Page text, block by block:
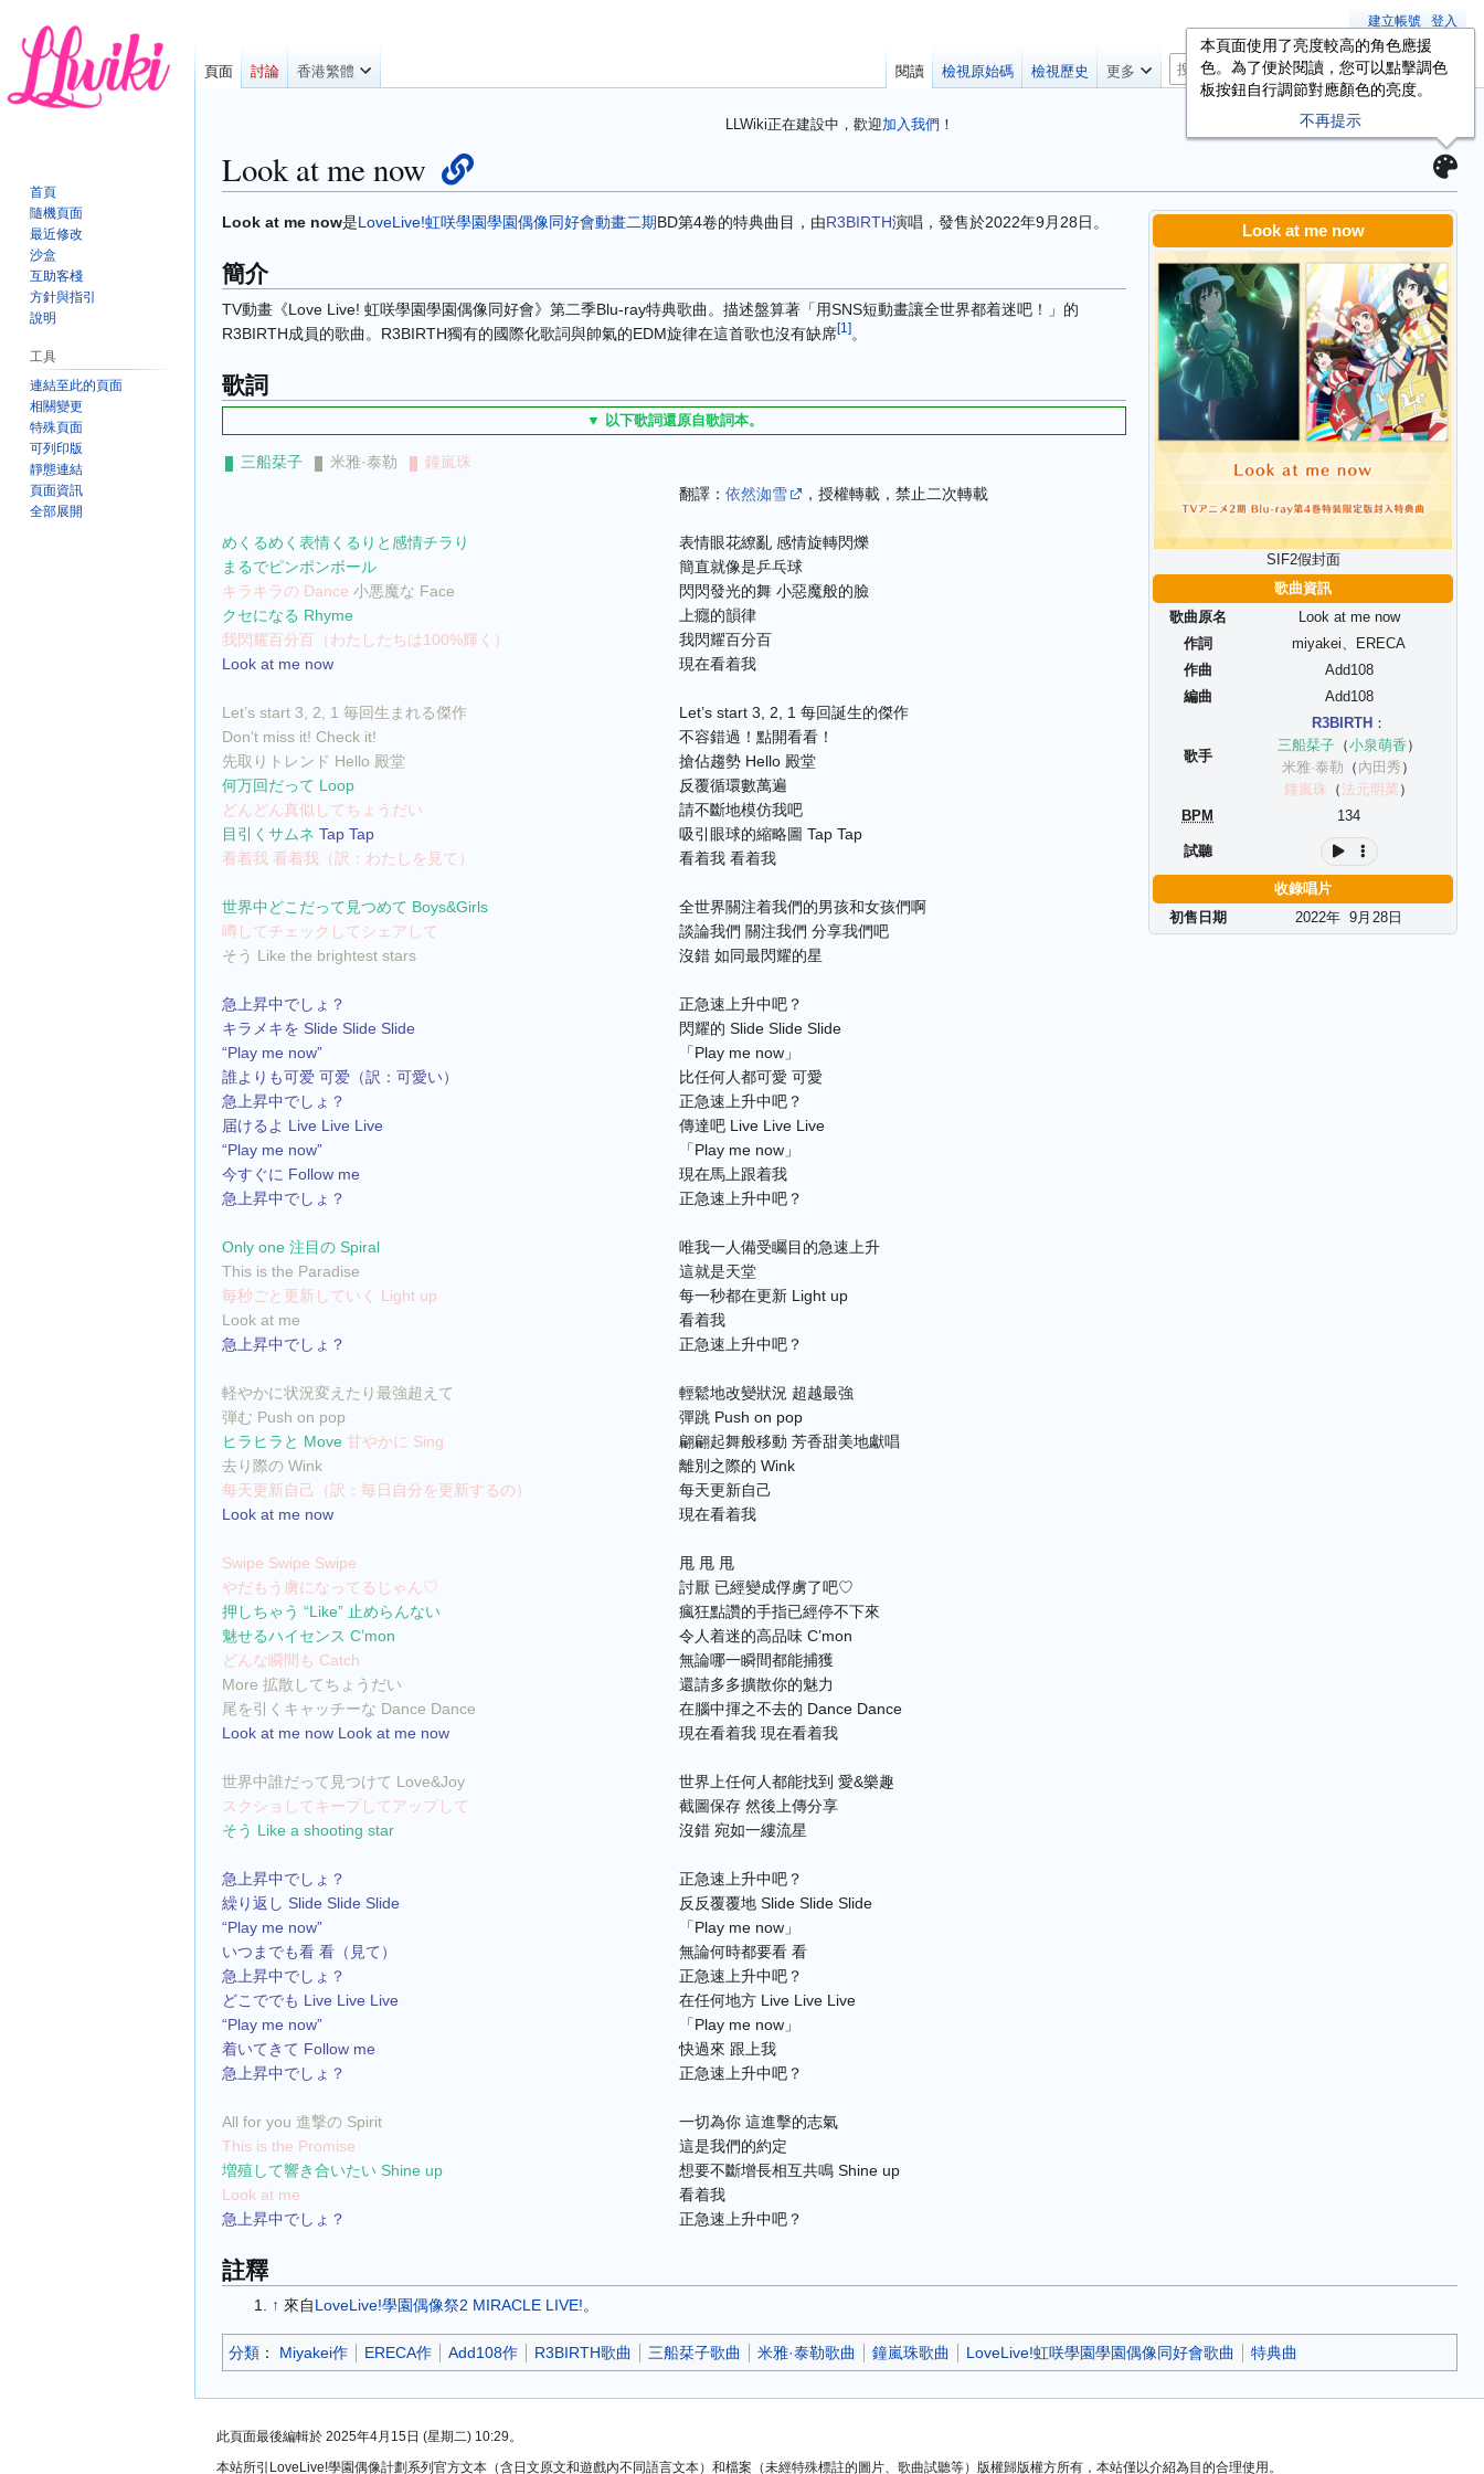
LLWiki正在建設中，歡迎加入我們 ！
Look at me now
跳
導
覽
跳
搜
尋
Look at me now
SIF2假封面
歌曲資訊
歌曲原名
Look at me now
作詞
miyakei、
ERECA
作曲
Add108
編曲
Add108
歌手
R3BIRTH ：
三船栞子（小泉萌香 ）
米雅·泰勒 （ 內田秀 ）
鐘嵐珠 （ 法元明菜 ）
BPM
134
試聽
收錄唱片
初售日期
2022年 9月 28日
Look at me now是LoveLive!虹咲學園學園偶像同好會動畫二期BD第4卷的特典曲目，由R3BIRTH演唱，發售於2022年9月28日。
簡介
TV動畫《Love Live! 虹咲學園學園偶像同好會》第二季Blu-ray特典歌曲。描述盤算著「用SNS短動畫讓全世界都着迷吧！」的
R3BIRTH成員的歌曲。R3BIRTH獨有的國際化歌詞與帥氣的EDM旋律在這首歌也沒有缺席[1 ] 。
歌詞
▼ 以下歌詞還原自歌詞本。
三船栞子 米雅·泰勒
鐘嵐珠
翻譯： 依然洳雪 ，授權轉載，禁止二次轉載
めくるめく表情くるりと感情チラり
表情眼花繚亂 感情旋轉閃爍
まるでピンポンボール
簡直就像是乒乓球
キラキラの Dance 小悪魔な Face
閃閃發光的舞 小惡魔般的臉
クセになる Rhyme
上癮的韻律
我閃耀百分百（わたしたちは100%輝く）
我閃耀百分百
Look at me now
現在看着我
Let’s start 3, 2, 1 毎回生まれる傑作
Let’s start 3, 2, 1 每回誕生的傑作
Don't miss it! Check it!
不容錯過！點開看看！
先取りトレンド Hello 殿堂
搶佔趨勢 Hello 殿堂
何万回だって Loop
反覆循環數萬遍
どんどん真似してちょうだい
請不斷地模仿我吧
目引くサムネ Tap Tap
吸引眼球的縮略圖 Tap Tap
看着我 看着我（訳：わたしを見て）
看着我 看着我
世界中どこだって見つめて Boys&Girls
全世界關注着我們的男孩和女孩們啊
噂してチェックしてシェアして
談論我們 關注我們 分享我們吧
そう Like the brightest stars
沒錯 如同最閃耀的星
急上昇中でしょ？
正急速上升中吧？
キラメキを Slide Slide Slide
閃耀的 Slide Slide Slide
“Play me now”
「Play me now」
誰よりも可爱 可爱（訳：可愛い）
比任何人都可愛 可愛
急上昇中でしょ？
正急速上升中吧？
届けるよ Live Live Live
傳達吧 Live Live Live
“Play me now”
「Play me now」
今すぐに Follow me
現在馬上跟着我
急上昇中でしょ？
正急速上升中吧？
Only one 注目の Spiral
唯我一人備受矚目的急速上升
This is the Paradise
這就是天堂
毎秒ごと更新していく Light up
每一秒都在更新 Light up
Look at me
看着我
急上昇中でしょ？
正急速上升中吧？
軽やかに状況変えたり最強超えて
輕鬆地改變狀況 超越最強
弾む Push on pop
彈跳 Push on pop
ヒラヒラと Move 甘やかに Sing
翩翩起舞般移動 芳香甜美地獻唱
去り際の Wink
離別之際的 Wink
每天更新自己（訳：毎日自分を更新するの）
每天更新自己
Look at me now
現在看着我
Swipe Swipe Swipe
甩 甩 甩
やだもう虜になってるじゃん♡
討厭 已經變成俘虜了吧♡
押しちゃう “Like” 止めらんない
瘋狂點讚的手指已經停不下來
魅せるハイセンス C’mon
令人着迷的高品味 C’mon
どんな瞬間も Catch
無論哪一瞬間都能捕獲
More 拡散してちょうだい
還請多多擴散你的魅力
尾を引くキャッチーな Dance Dance
在腦中揮之不去的 Dance Dance
Look at me now Look at me now
現在看着我 現在看着我
世界中誰だって見つけて Love&Joy
世界上任何人都能找到 愛&樂趣
スクショしてキープしてアップして
截圖保存 然後上傳分享
そう Like a shooting star
沒錯 宛如一縷流星
急上昇中でしょ？
正急速上升中吧？
繰り返し Slide Slide Slide
反反覆覆地 Slide Slide Slide
“Play me now”
「Play me now」
いつまでも看 看（見て）
無論何時都要看 看
急上昇中でしょ？
正急速上升中吧？
どこででも Live Live Live
在任何地方 Live Live Live
“Play me now”
「Play me now」
着いてきて Follow me
快過來 跟上我
急上昇中でしょ？
正急速上升中吧？
All for you 進撃の Spirit
一切為你 這進擊的志氣
This is the Promise
這是我們的約定
増殖して響き合いたい Shine up
想要不斷增長相互共鳴 Shine up
Look at me
看着我
急上昇中でしょ？
正急速上升中吧？
註釋
↑ 來自LoveLive!學園偶像祭2 MIRACLE LIVE!。
分類 ：​ Miyakei作 ERECA作 Add108作 R3BIRTH歌曲 三船栞子歌曲 米雅·泰勒歌曲 鐘嵐珠歌曲 LoveLive!虹咲學園學園偶像同好會歌曲 特典曲
建立帳號 登入
頁面 討論 香港繁體 閱讀 檢視原始碼 檢視歷史 更多
搜
尋
首頁
隨機頁面
最近修改
沙盒
互助客棧
方針與指引
說明
工具
連結至此的頁面
相關變更
特殊頁面
可列印版
靜態連結
頁面資訊
全部展開
此頁面最後編輯於 2025年4月15日 (星期二) 10:29。
本站所引LoveLive!學園偶像計劃系列官方文本（含日文原文和遊戲內不同語言文本）和檔案（未經特殊標註的圖片、歌曲試聽等）版權歸版權方所有，本站僅以介紹為目的合理使用。
本頁面使用了亮度較高的角色應援
色。為了便於閱讀，您可以點擊調色
板按鈕自行調節對應顏色的亮度。
不再提示